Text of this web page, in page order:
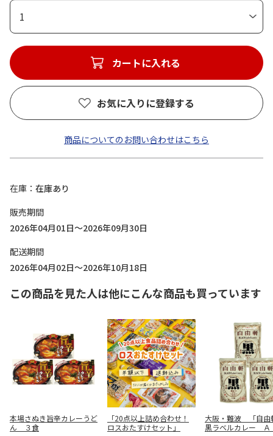
1
カートに入れる
お気に入りに登録する
商品についてのお問い合わせはこちら
在庫
在庫あり
販売期間
2026年04月01日～2026年09月30日
配送期間
2026年04月02日～2026年10月18日
この商品を見た人は他にこんな商品も買っています
本場さぬき旨辛カレーうど
ん ３食
「20点以上詰め合わせ！
ロスおたすけセット」
大阪・難波 「自由
黒ラベルカレー Ａ